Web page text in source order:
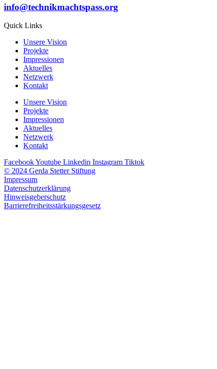
info@technikmachtspass.org
Quick Links
Unsere Vision
Projekte
Impressionen
Aktuelles
Netzwerk
Kontakt
Unsere Vision
Projekte
Impressionen
Aktuelles
Netzwerk
Kontakt
FacebookYoutube Linkedin Instagram Tiktok
© 2024 Gerda Stetter Stiftung
Impressum
Datenschutzerklärung
Hinweisgeberschutz
Barrierefreiheitsstärkungsgesetz